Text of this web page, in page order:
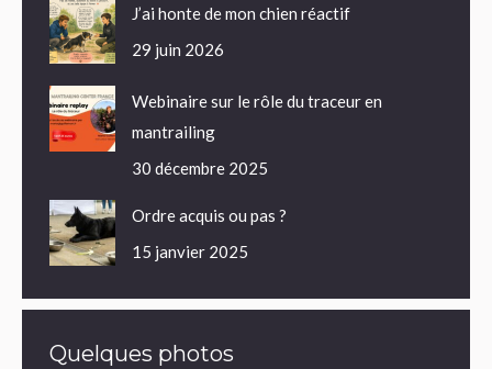
J’ai honte de mon chien réactif
29 juin 2026
Webinaire sur le rôle du traceur en
mantrailing
30 décembre 2025
Ordre acquis ou pas ?
15 janvier 2025
Quelques photos